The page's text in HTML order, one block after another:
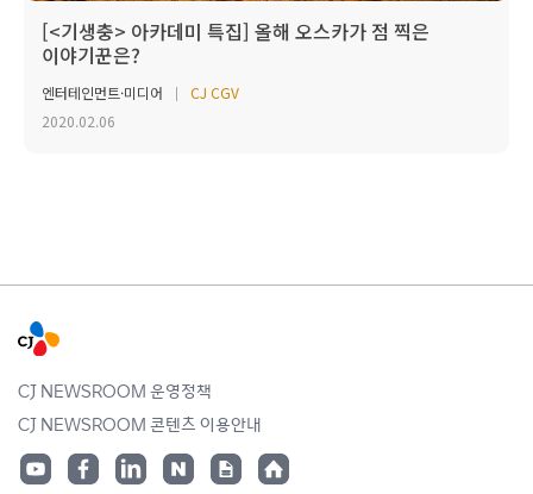
[<기생충> 아카데미 특집] 올해 오스카가 점 찍은
이야기꾼은?
엔터테인먼트·미디어
CJ CGV
2020.02.06
CJ NEWSROOM 운영정책
CJ NEWSROOM 콘텐츠 이용안내